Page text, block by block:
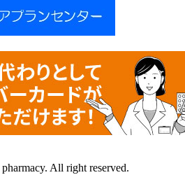
All right reserved.